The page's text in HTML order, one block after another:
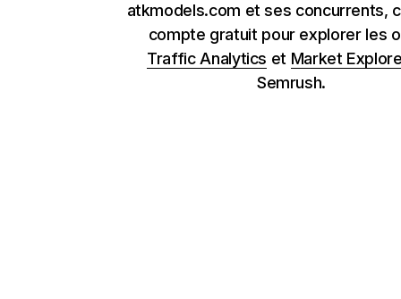
atkmodels.com et ses concurrents,
compte gratuit pour explorer les
Traffic Analytics et Market
Semrush.